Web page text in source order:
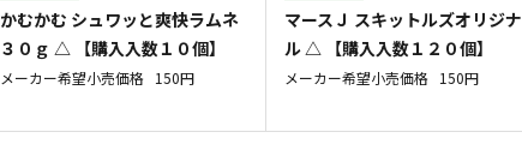
かむかむ シュワッと爽快ラムネ
３０ｇ △ 【購入入数１０個】
メーカー希望小売価格 150円
マースＪ スキットルズオリジナ
ル △ 【購入入数１２０個】
メーカー希望小売価格 150円